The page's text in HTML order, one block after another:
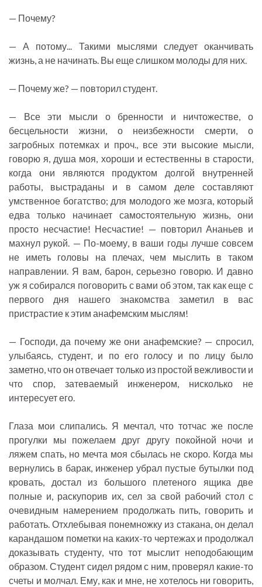
— Почему?
— А потому... Такими мыслями следует оканчивать
жизнь, а не начинать. Вы еще слишком молоды для них.
— Почему же? — повторил студент.
— Все эти мысли о бренности и ничтожестве, о
бесцельности жизни, о неизбежности смерти, о
загробных потемках и проч., все эти высокие мысли,
говорю я, душа моя, хороши и естественны в старости,
когда они являются продуктом долгой внутренней
работы, выстраданы и в самом деле составляют
умственное богатство; для молодого же мозга, который
едва только начинает самостоятельную жизнь, они
просто несчастие! Несчастие! — повторил Ананьев и
махнул рукой. — По-моему, в ваши годы лучше совсем
не иметь головы на плечах, чем мыслить в таком
направлении. Я вам, барон, серьезно говорю. И давно
уж я собирался поговорить с вами об этом, так как еще с
первого дня нашего знакомства заметил в вас
пристрастие к этим анафемским мыслям!
— Господи, да почему же они анафемские? — спросил,
улыбаясь, студент, и по его голосу и по лицу было
заметно, что он отвечает только из простой вежливости и
что спор, затеваемый инженером, нисколько не
интересует его.
Глаза мои слипались. Я мечтал, что тотчас же после
прогулки мы пожелаем друг другу покойной ночи и
ляжем спать, но мечта моя сбылась не скоро. Когда мы
вернулись в барак, инженер убрал пустые бутылки под
кровать, достал из большого плетеного ящика две
полные и, раскупорив их, сел за свой рабочий стол с
очевидным намерением продолжать пить, говорить и
работать. Отхлебывая понемножку из стакана, он делал
карандашом пометки на каких-то чертежах и продолжал
доказывать студенту, что тот мыслит неподобающим
образом. Студент сидел рядом с ним, проверял какие-то
счеты и молчал. Ему, как и мне, не хотелось ни говорить,